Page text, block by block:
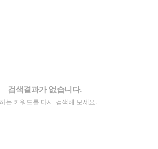
검색결과가 없습니다.
는 키워드를 다시 검색해 보세요.